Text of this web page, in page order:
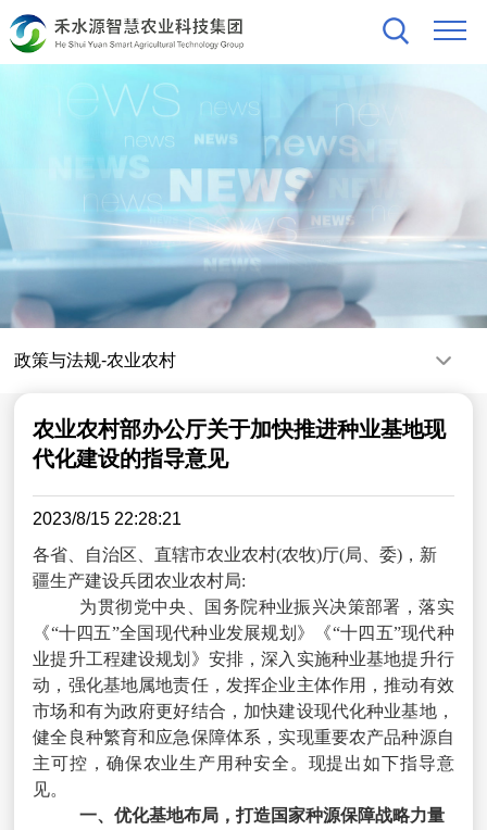
政策与法规-农业农村
农业农村部办公厅关于加快推进种业基地现
代化建设的指导意见
2023/8/15 22:28:21
各省、自治区、直辖市农业农村(农牧)厅(局、委) ，新
疆生产建设兵团农业农村局:
为贯彻党中央、国务院种业振兴决策部署，落实
《“十四五”全国现代种业发展规划》《“十四五”现代种
业提升工程建设规划》安排，深入实施种业基地提升行
动，强化基地属地责任，发挥企业主体作用，推动有效
市场和有为政府更好结合，加快建设现代化种业基地，
健全良种繁育和应急保障体系，实现重要农产品种源自
主可控，确保农业生产用种安全。现提出如下指导意
见。
一、优化基地布局，打造国家种源保障战略力量